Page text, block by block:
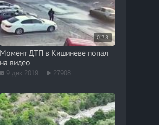
0:38
Момент ДТП в Кишиневе попал
на видео
9 дек 2019 27908